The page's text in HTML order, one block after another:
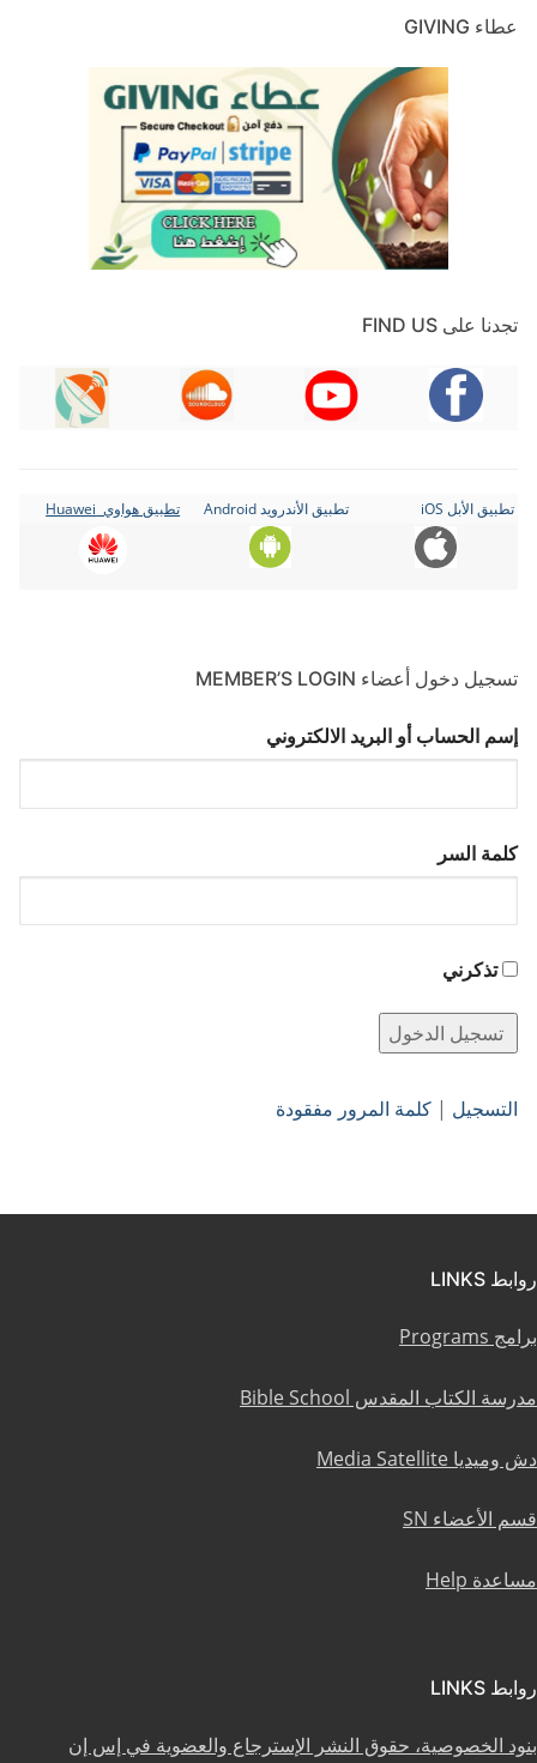
عطاء GIVING
تجدنا على FIND US
تطبيق الأبل iOS تطبيق الأندرويد Android تطبيق هواوي Huawei
تسجيل دخول أعضاء MEMBER’S LOGIN
إسم الحساب أو البريد الالكتروني
كلمة السر
تذكرني
التسجيل | كلمة المرور مفقودة
روابط LINKS
برامج Programs
مدرسة الكتاب المقدس Bible School
دش وميديا Media Satellite
قسم الأعضاء SN
مساعدة Help
روابط LINKS
بنود الخصوصية، حقوق النشر الإسترجاع والعضوية في إس إن